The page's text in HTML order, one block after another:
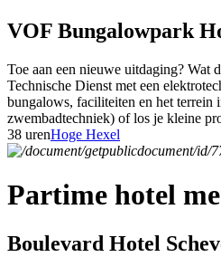
VOF Bungalowpark
Toe aan een nieuwe uitdaging? Wat
Technische Dienst met een
bungalows, faciliteiten en het terrein
zwembadtechniek) of los je kleine
38 urenHoge Hexel
Partime hotel
Boulevard Hotel